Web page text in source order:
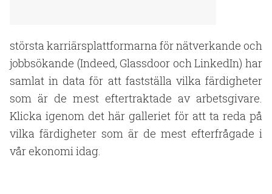
största karriärsplattformarna för nätverkande och
jobbsökande (Indeed, Glassdoor och LinkedIn) har
samlat in data för att fastställa vilka färdigheter
som är de mest eftertraktade av arbetsgivare.
Klicka igenom det här galleriet för att ta reda på
vilka färdigheter som är de mest efterfrågade i
vår ekonomi idag.